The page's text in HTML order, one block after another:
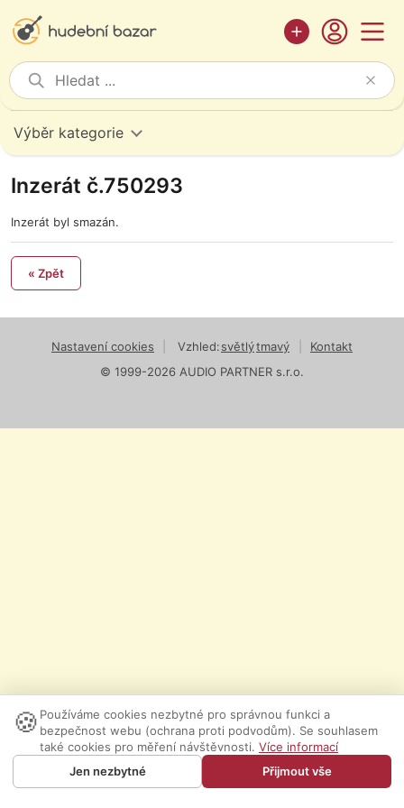
Výběr kategorie
Inzerát č.750293
Inzerát byl smazán.
« Zpět
Nastavení cookies Vzhled:světlýtmavý
Kontakt
© 1999-2026 AUDIO PARTNER s.r.o.
🍪 Používáme cookies nezbytné pro správnou funkci a
bezpečnost webu (ochrana proti podvodům). Se souhlasem
také cookies pro měření návštěvnosti. Více informací
Jen nezbytné
Přijmout vše